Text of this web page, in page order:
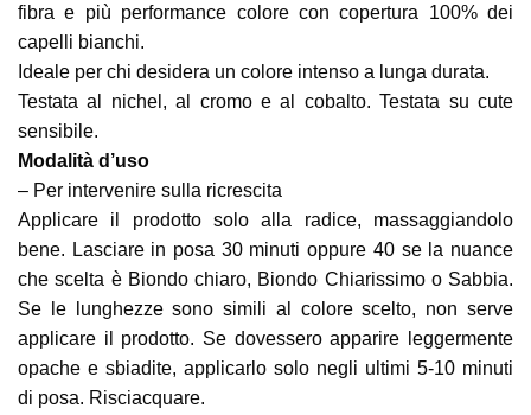
fibra e più performance colore con copertura 100% dei
capelli bianchi.
Ideale per chi desidera un colore intenso a lunga durata.
Testata al nichel, al cromo e al cobalto. Testata su cute
sensibile.
Modalità d’uso
– Per intervenire sulla ricrescita
Applicare il prodotto solo alla radice, massaggiandolo
bene. Lasciare in posa 30 minuti oppure 40 se la nuance
che scelta è Biondo chiaro, Biondo Chiarissimo o Sabbia.
Se le lunghezze sono simili al colore scelto, non serve
applicare il prodotto. Se dovessero apparire leggermente
opache e sbiadite, applicarlo solo negli ultimi 5-10 minuti
di posa. Risciacquare.